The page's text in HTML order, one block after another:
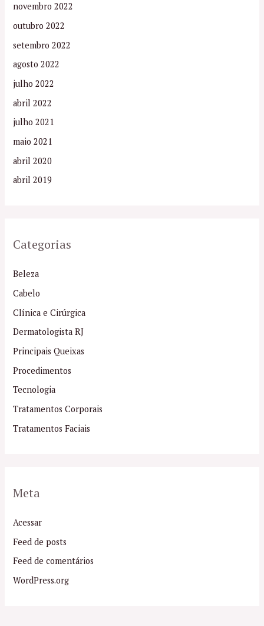
novembro 2022
outubro 2022
setembro 2022
agosto 2022
julho 2022
abril 2022
julho 2021
maio 2021
abril 2020
abril 2019
Categorias
Beleza
Cabelo
Clínica e Cirúrgica
Dermatologista RJ
Principais Queixas
Procedimentos
Tecnologia
Tratamentos Corporais
Tratamentos Faciais
Meta
Acessar
Feed de posts
Feed de comentários
WordPress.org